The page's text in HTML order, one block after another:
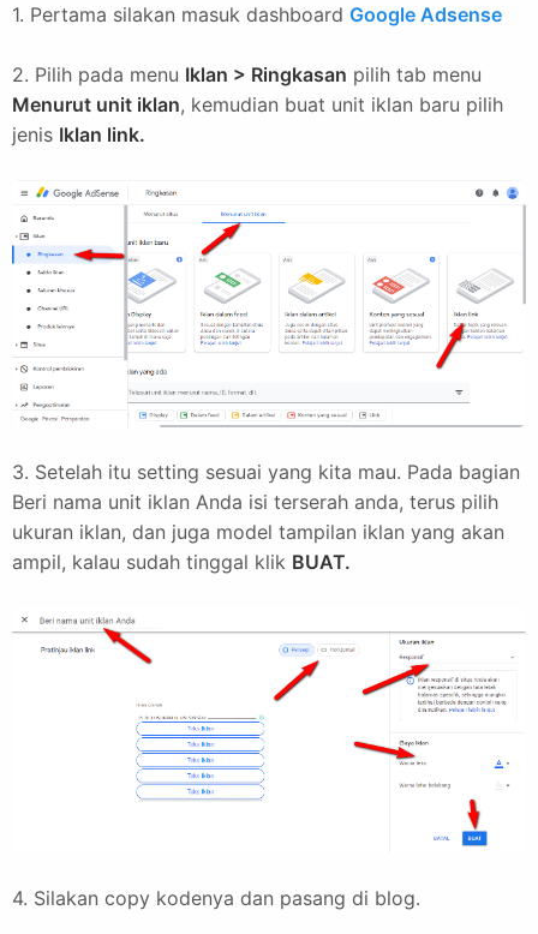
1. Pertama silakan masuk dashboard Google Adsense
2. Pilih pada menu Iklan > Ringkasan pilih tab menu
Menurut unit iklan, kemudian buat unit iklan baru pilih
jenis Iklan link.
3. Setelah itu setting sesuai yang kita mau. Pada bagian
Beri nama unit iklan Anda isi terserah anda, terus pilih
ukuran iklan, dan juga model tampilan iklan yang akan
ampil, kalau sudah tinggal klik BUAT.
4. Silakan copy kodenya dan pasang di blog.